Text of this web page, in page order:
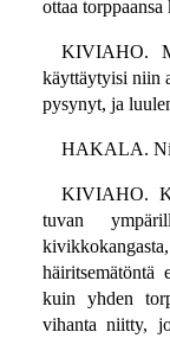
ottaa
KIVIAHO.
käyttäytyisi niin
pysynyt, ja
HAKALA.
KIVIAHO.
tuvan
häiritsemätöntä
kuin yhden
vihanta niitty,